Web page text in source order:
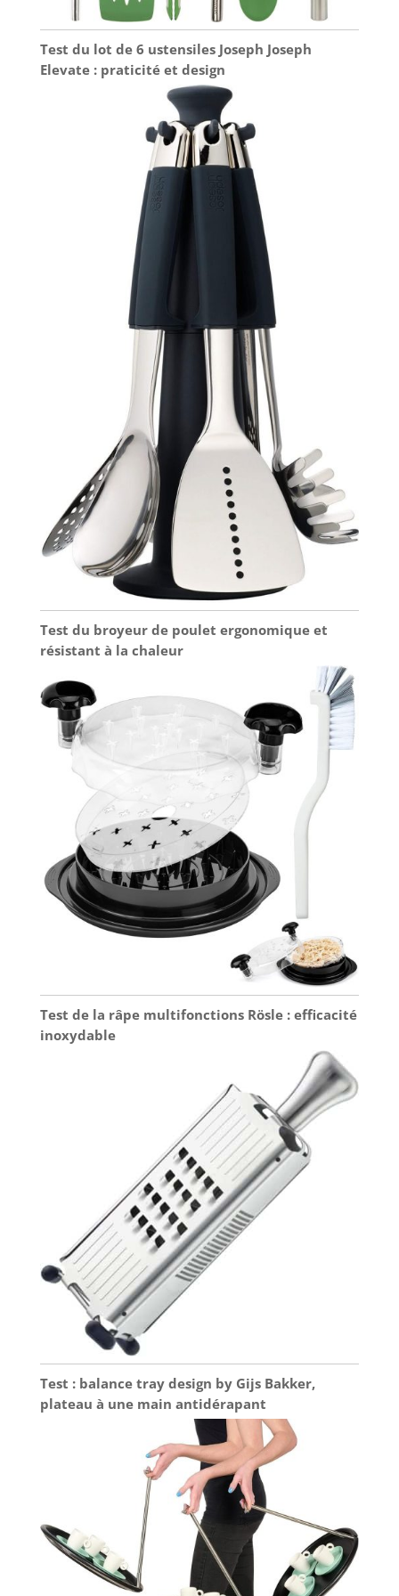
Test du lot de 6 ustensiles Joseph Joseph
Elevate : praticité et design
Test du broyeur de poulet ergonomique et
résistant à la chaleur
Test de la râpe multifonctions Rösle : efficacité
inoxydable
Test : balance tray design by Gijs Bakker,
plateau à une main antidérapant